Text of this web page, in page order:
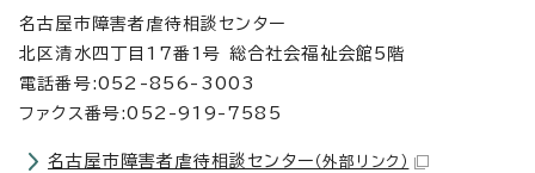
名古屋市障害者虐待相談センター
北区清水四丁目17番1号 総合社会福祉会館5階
電話番号:052-856-3003
ファクス番号:052-919-7585
名古屋市障害者虐待相談センター （外部リンク）